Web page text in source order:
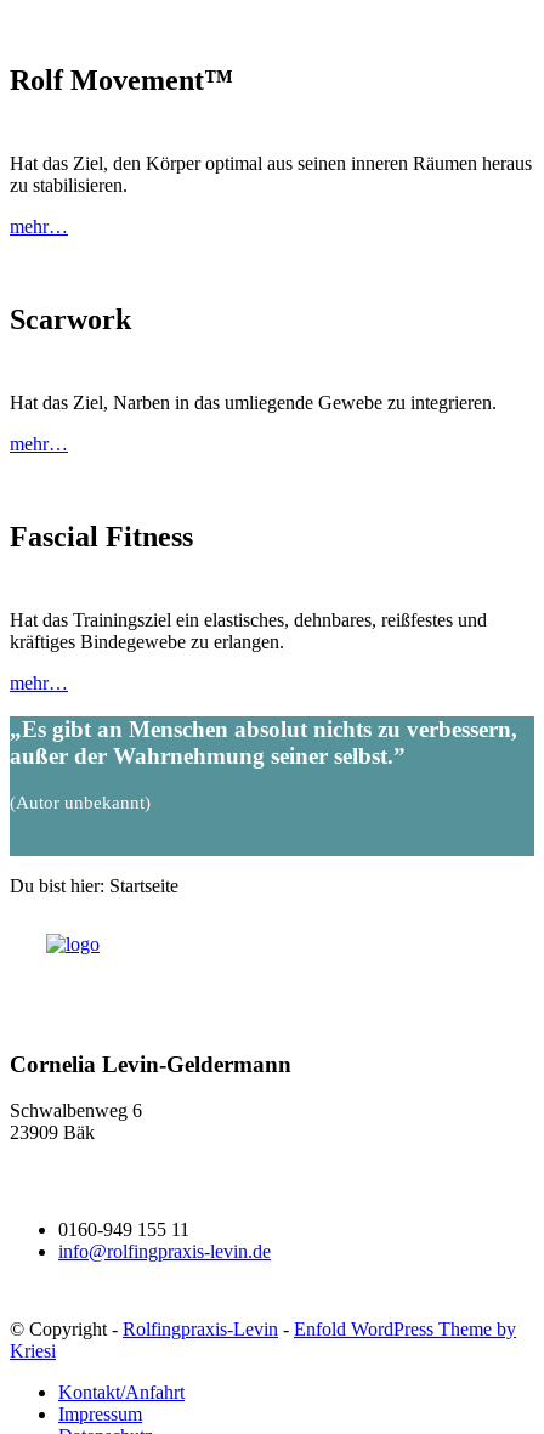
Rolf Movement™
Hat das Ziel, den Körper optimal aus seinen inneren Räumen heraus
zu stabilisieren.
mehr…
Scarwork
Hat das Ziel, Narben in das umliegende Gewebe zu integrieren.
mehr…
Fascial Fitness
Hat das Trainingsziel ein elastisches, dehnbares, reißfestes und
kräftiges Bindegewebe zu erlangen.
mehr…
„Es gibt an Menschen absolut nichts zu verbessern,
außer der Wahrnehmung seiner selbst.”
(Autor unbekannt)
Du bist hier: Startseite
Cornelia Levin-Geldermann
Schwalbenweg 6
23909 Bäk
0160-949 155 11
info@rolfingpraxis-levin.de
© Copyright - Rolfingpraxis-Levin - Enfold WordPress Theme by
Kriesi
Kontakt/Anfahrt
Impressum